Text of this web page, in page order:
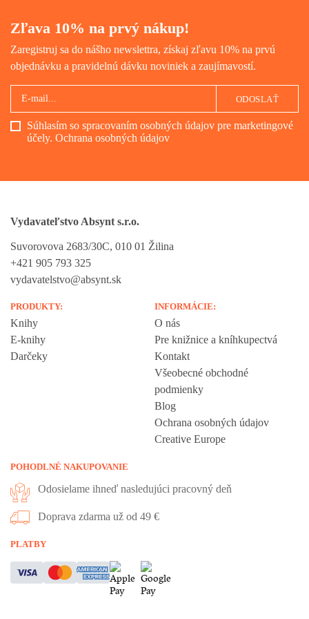
Zľava 10% na prvý nákup!
Zaregistruj sa do nášho newslettra, získaj zľavu 10% na prvú
objednávku a pravidelnú dávku noviniek a zaujímavostí.
Súhlasím so spracovaním osobných údajov pre marketingové
účely. Ochrana osobných údajov
ODOSLAŤ
Vydavateľstvo Absynt s.r.o.
Suvorovova 2683/30C, 010 01 Žilina
+421 905 793 325
vydavatelstvo@absynt.sk
PRODUKTY:
Knihy
E-knihy
Darčeky
INFORMÁCIE:
O nás
Pre knižnice a kníhkupectvá
Kontakt
Všeobecné obchodné
podmienky
Blog
Ochrana osobných údajov
Creative Europe
POHODLNÉ NAKUPOVANIE
Odosielame ihneď nasledujúci pracovný deň
Doprava zdarma už od 49 €
PLATBY
Vážime si vaše súkromie
Táto stránka používa cookies, aby vám ponúkla skvelý zážitok z
prehliadania. Všetky dôležité informácie nájdete na stránke Cookies.